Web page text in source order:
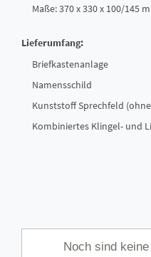
Maße: 370 x 330 x 100/145
Lieferumfang:
Briefkastenanlage
Namensschild
Kunststoff Sprechfeld
Kombiniertes Klingel- und
Noch sind